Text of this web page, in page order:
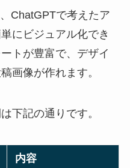
ChatGPTで考えたア
にビジュアル化でき
トが豊富で、デザイ
画像が作れます。
下記の通りです。
内容